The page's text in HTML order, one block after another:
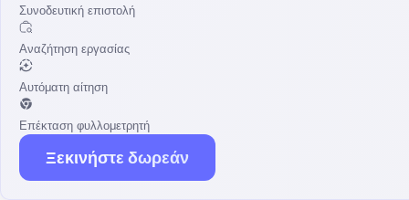
Συνοδευτική επιστολή
Αναζήτηση εργασίας
Αυτόματη αίτηση
Επέκταση φυλλομετρητή
Ξεκινήστε δωρεάν